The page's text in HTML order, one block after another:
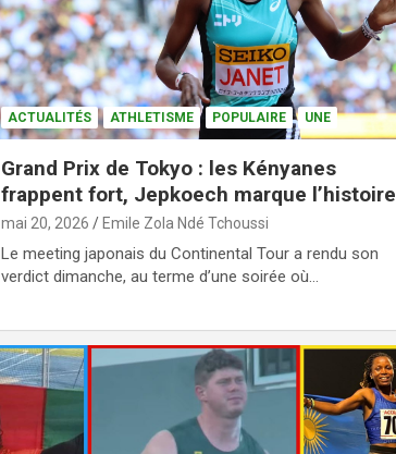
ACTUALITÉS ATHLETISME POPULAIRE UNE
Grand Prix de Tokyo : les Kényanes
frappent fort, Jepkoech marque l’histoire
mai 20, 2026 Emile Zola Ndé Tchoussi
Le meeting japonais du Continental Tour a rendu son
verdict dimanche, au terme d’une soirée où…